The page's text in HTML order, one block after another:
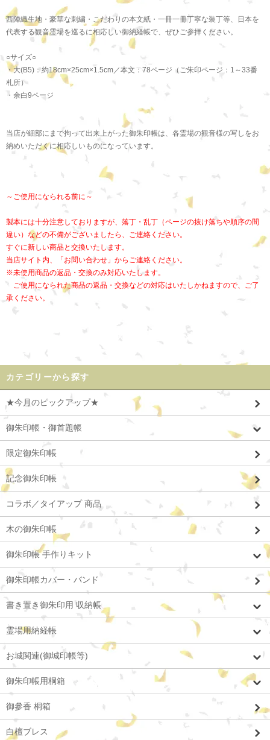
西陣織生地・豪華な刺繍・こだわりの本文紙・一冊一冊丁寧な装丁等、日本を
代表する観音霊場を巡るに相応しい御納経帳で、ぜひご参拝ください。
○サイズ○
・大(B5)：約18cm×25cm×1.5cm／本文：78ページ（ご朱印ページ：1～33番
札所）
・余白9ページ
当店が細部にまで拘って出来上がった御朱印帳は、各霊場の観音様の写しをお
納めいただくに相応しいものになっています。
～ご使用になられる前に～
製本には十分注意しておりますが、落丁・乱丁（ページの抜け落ちや順序の間
違い）などの不備がございましたら、ご連絡ください。
すぐに新しい商品と交換いたします。
当店サイト内、「お問い合わせ」からご連絡ください。
※未使用商品の返品・交換のみ対応いたします。
ご使用になられた商品の返品・交換などの対応はいたしかねますので、ご了
承ください。
カテゴリーから探す
★今月のピックアップ★
御朱印帳・御首題帳
限定御朱印帳
記念御朱印帳
コラボ／タイアップ 商品
木の御朱印帳
御朱印帳 手作りキット
御朱印帳カバー・バンド
書き置き御朱印用 収納帳
霊場用納経帳
お城関連(御城印帳等)
御朱印帳用桐箱
御參香 桐箱
白檀ブレス